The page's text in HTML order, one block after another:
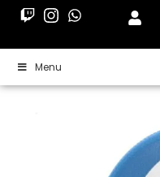
Menu